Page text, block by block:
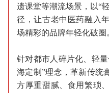
遗课堂等潮流场景，以“
径，让古老中医药融入
场精彩的品牌年轻化破圈
针对都市人碎片化、轻
海定制”理念，革新传统
方厚重甜腻、食用繁琐